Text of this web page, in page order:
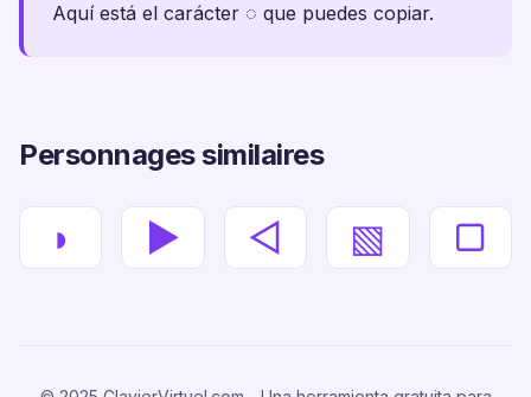
Aquí está el carácter ◌ que puedes copiar.
Personnages similaires
◗ ► ◁ ▧ ▢